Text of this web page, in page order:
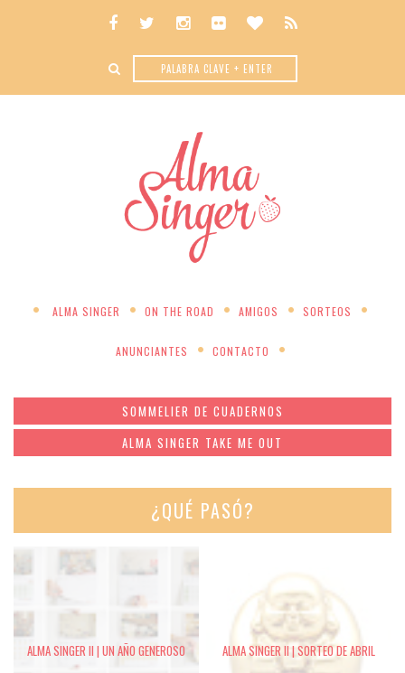
ALMA SINGER ON THE ROAD AMIGOS SORTEOS
ANUNCIANTES CONTACTO
SOMMELIER DE CUADERNOS
ALMA SINGER TAKE ME OUT
¿QUÉ PASÓ?
ALMA SINGER II | UN AÑO GENEROSO ALMA SINGER II | SORTEO DE ABRIL